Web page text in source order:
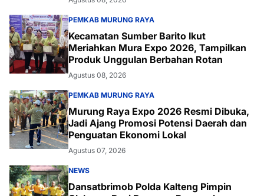
PEMKAB MURUNG RAYA
Kecamatan Sumber Barito Ikut
Meriahkan Mura Expo 2026, Tampilkan
Produk Unggulan Berbahan Rotan
Agustus 08, 2026
PEMKAB MURUNG RAYA
Murung Raya Expo 2026 Resmi Dibuka,
Jadi Ajang Promosi Potensi Daerah dan
Penguatan Ekonomi Lokal
Agustus 07, 2026
NEWS
Dansatbrimob Polda Kalteng Pimpin